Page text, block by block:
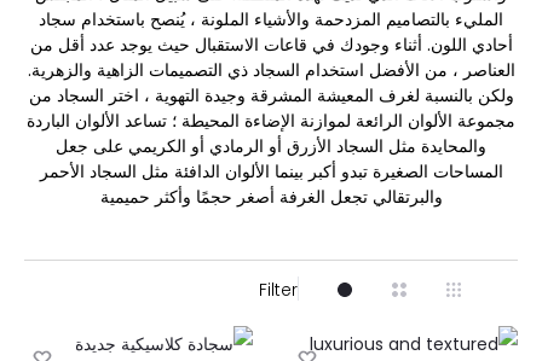
المليء بالتصاميم المزدحمة والأشياء الملونة ، يُنصح باستخدام سجاد
أحادي اللون. أثناء وجودك في قاعات الاستقبال حيث يوجد عدد أقل من
العناصر ، من الأفضل استخدام السجاد ذي التصميمات الزاهية والزهرية.
ولكن بالنسبة لغرف المعيشة المشرقة وجيدة التهوية ، اختر السجاد من
مجموعة الألوان الرائعة لموازنة الإضاءة المحيطة ؛ تساعد الألوان الباردة
والمحايدة مثل السجاد الأزرق أو الرمادي أو الكريمي على جعل
المساحات الصغيرة تبدو أكبر بينما الألوان الدافئة مثل السجاد الأحمر
والبرتقالي تجعل الغرفة أصغر حجمًا وأكثر حميمية
Filter